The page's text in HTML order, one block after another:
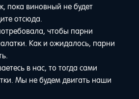
пока виновный не будет
отсюда.
чтобы парни
Как и ожидалось, парни
в нас, то тогда сами
Мы не будем двигать наши